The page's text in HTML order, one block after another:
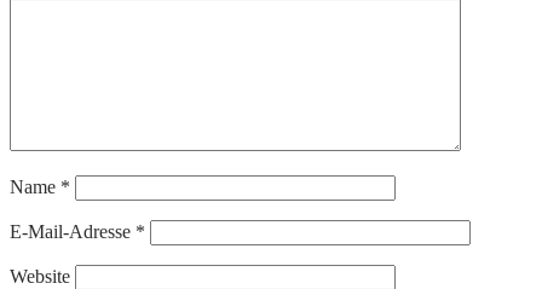
Name *
E-Mail-Adresse *
Website